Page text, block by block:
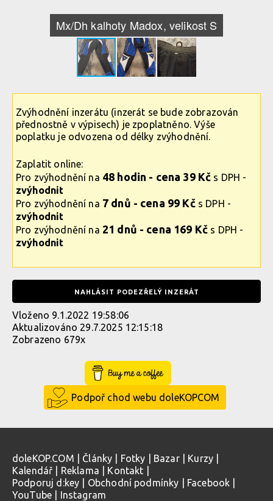
Mx/Dh kalhoty Madox, velikost S
Zvýhodnění inzerátu (inzerát se bude zobrazován
přednostně v výpisech) je zpoplatněno. Výše
poplatku je odvozena od délky zvýhodnění.
Zaplatit online:
Pro zvýhodnění na 48 hodin - cena 39 Kč s DPH -
zvýhodnit
Pro zvýhodnění na 7 dnů - cena 99 Kčs DPH -
zvýhodnit
Pro zvýhodnění na 21 dnů - cena 169 Kč s DPH -
zvýhodnit
NAHLÁSIT PODEZŘELÝ INZERÁT
Vloženo 9.1.2022 19:58:06
Aktualizováno 29.7.2025 12:15:18
Zobrazeno 679x
Buy Me a Coffee
Podpoř chod webu doleKOPCOM
doleKOP.COM Články Fotky Bazar| Kurzy
Kalendář
Reklama Kontakt
Podporuj d:key
Obchodní podmínky Facebook
YouTube
Instagram